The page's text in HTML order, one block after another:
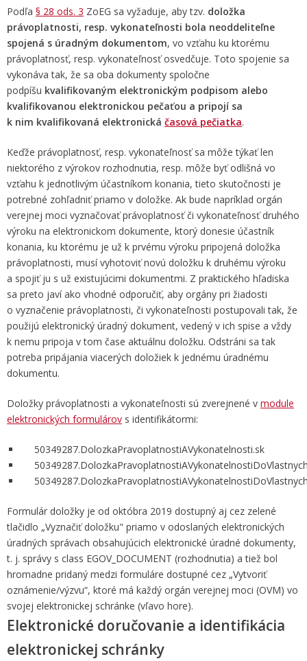
Podľa § 28 ods. 3 ZoEG sa vyžaduje, aby tzv. doložka
právoplatnosti, resp. vykonateľnosti bola neoddeliteľne
spojená s úradným dokumentom, vo vzťahu ku ktorému
právoplatnosť, resp. vykonateľnosť osvedčuje. Toto spojenie sa
vykonáva tak, že sa oba dokumenty spoločne
podpíšu kvalifikovaným elektronickým podpisom alebo
kvalifikovanou elektronickou pečaťou a pripojí sa
k nim kvalifikovaná elektronická časová pečiatka.
Keďže právoplatnosť, resp. vykonateľnosť sa môže týkať len
niektorého z výrokov rozhodnutia, resp. môže byť odlišná vo
vzťahu k jednotlivým účastníkom konania, tieto skutočnosti je
potrebné zohľadniť priamo v doložke. Ak bude napríklad orgán
verejnej moci vyznačovať právoplatnosť či vykonateľnosť druhého
výroku na elektronickom dokumente, ktorý donesie účastník
konania, ku ktorému je už k prvému výroku pripojená doložka
právoplatnosti, musí vyhotoviť novú doložku k druhému výroku
a spojiť ju s už existujúcimi dokumentmi. Z praktického hľadiska
sa preto javí ako vhodné odporučiť, aby orgány pri žiadosti
o vyznačenie právoplatnosti, či vykonateľnosti postupovali tak, že
použijú elektronický úradný dokument, vedený v ich spise a vždy
k nemu pripoja v tom čase aktuálnu doložku. Odstráni sa tak
potreba pripájania viacerých doložiek k jednému úradnému
dokumentu.
Doložky právoplatnosti a vykonateľnosti sú zverejnené v module
elektronických formulárov s identifikátormi:
50349287.DolozkaPravoplatnostiAVykonatelnosti.sk
Formulár doložky je od októbra 2019 dostupný aj cez zelené
tlačidlo „Vyznačiť doložku" priamo v odoslaných elektronických
úradných správach obsahujúcich elektronické úradné dokumenty,
t. j. správy s class EGOV_DOCUMENT (rozhodnutia) a tiež bol
hromadne pridaný medzi formuláre dostupné cez „Vytvoriť
oznámenie/výzvu“, ktoré má každý orgán verejnej moci (OVM) vo
svojej elektronickej schránke (vľavo hore).
Elektronické doručovanie a identifikácia
elektronickej schránky